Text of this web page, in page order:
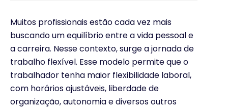
Muitos profissionais estão cada vez mais
buscando um equilíbrio entre a vida pessoal e
a carreira. Nesse contexto, surge a jornada de
trabalho flexível. Esse modelo permite que o
trabalhador tenha maior flexibilidade laboral,
com horários ajustáveis, liberdade de
organização, autonomia e diversos outros